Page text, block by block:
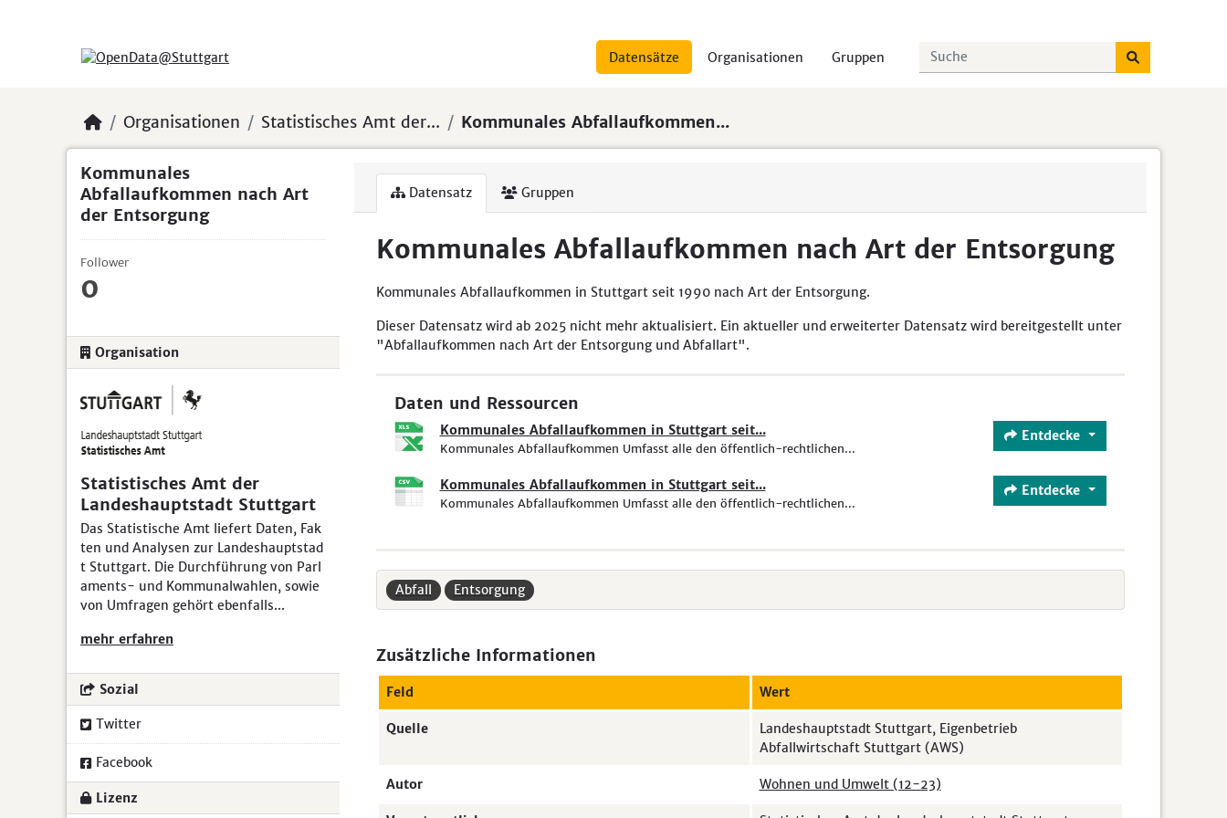
Datensätze Organisationen Gruppen
Organisationen Statistisches Amt der... Kommunales Abfallaufkommen...
Kommunales
Abfallaufkommen nach Art
der Entsorgung
Follower
0
Organisation
Statistisches Amt der
Landeshauptstadt Stuttgart
Das Statistische Amt liefert Daten, Fak
ten und Analysen zur Landeshauptstad
t Stuttgart. Die Durchführung von Parl
aments- und Kommunalwahlen, sowie
von Umfragen gehört ebenfalls...
mehr erfahren
Sozial
Twitter
Facebook
Lizenz
Datensatz Gruppen
Kommunales Abfallaufkommen nach Art der Entsorgung
Kommunales Abfallaufkommen in Stuttgart seit 1990 nach Art der Entsorgung.
Dieser Datensatz wird ab 2025 nicht mehr aktualisiert. Ein aktueller und erweiterter Datensatz wird bereitgestellt unter
"Abfallaufkommen nach Art der Entsorgung und Abfallart".
Daten und Ressourcen
Kommunales Abfallaufkommen in Stuttgart seit...
Kommunales Abfallaufkommen Umfasst alle den öffentlich-rechtlichen...
Entdecke
Kommunales Abfallaufkommen in Stuttgart seit...
Kommunales Abfallaufkommen Umfasst alle den öffentlich-rechtlichen...
Entdecke
Abfall Entsorgung
Zusätzliche Informationen
Feld Wert
Quelle
Landeshauptstadt Stuttgart, Eigenbetrieb
Abfallwirtschaft Stuttgart (AWS)
Autor Wohnen und Umwelt (12-23)